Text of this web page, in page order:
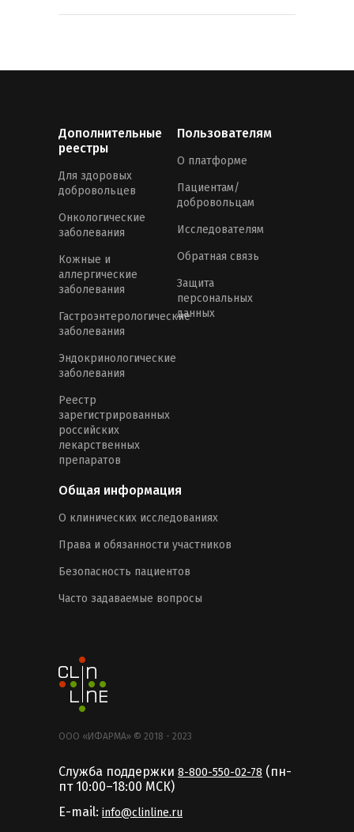
Дополнительные
реестры
Для здоровых
добровольцев
Онкологические
заболевания
Кожные и
аллергические
заболевания
Гастроэнтерологические
заболевания
Эндокринологические
заболевания
Реестр
зарегистрированных
российских
лекарственных
препаратов
Пользователям
О платформе
Пациентам/
добровольцам
Исследователям
Обратная связь
Защита
персональных
данных
Общая информация
О клинических исследованиях
Права и обязанности участников
Безопасность пациентов
Часто задаваемые вопросы
ООО «ИФАРМА» © 2018 - 2023
Служба поддержки 8-800-550-02-78 (пн-
пт 10:00–18:00 MCК)
E-mail: info@clinline.ru